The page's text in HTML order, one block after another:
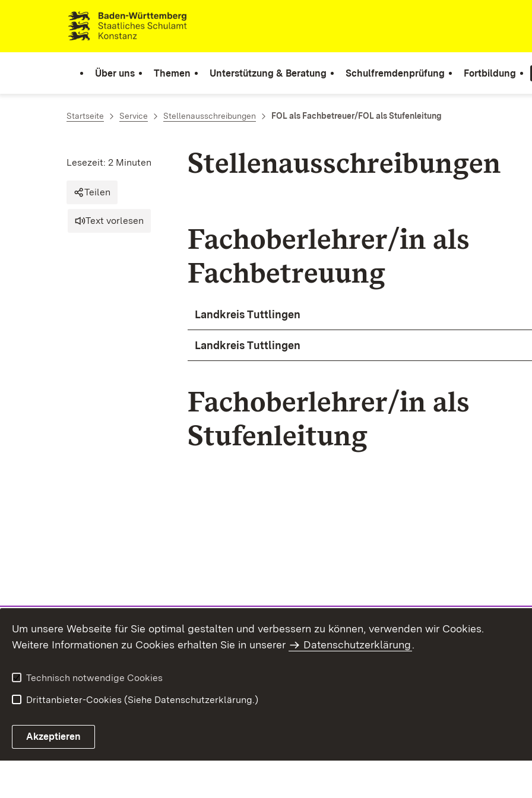
Zum Inhalt springen
Link zur Startseite
Über uns Themen Unterstützung & Beratung Schulfremdenprüfung Fortbildung
Startseite Service Stellenausschreibungen FOL als Fachbetreuer/FOL als Stufenleitung
Stellenausschreibungen
Lesezeit: 2 Minuten
Teilen
Text vorlesen
Fachoberlehrer/in als
Fachbetreuung
Landkreis Tuttlingen
Landkreis Tuttlingen
Fachoberlehrer/in als
Stufenleitung
Um unsere Webseite für Sie optimal gestalten und verbessern zu können, verwenden wir Cookies.
Weitere Informationen zu Cookies erhalten Sie in unserer
Datenschutzerklärung.
Technisch notwendige Cookies
Drittanbieter-Cookies (Siehe Datenschutzerklärung.)
Akzeptieren